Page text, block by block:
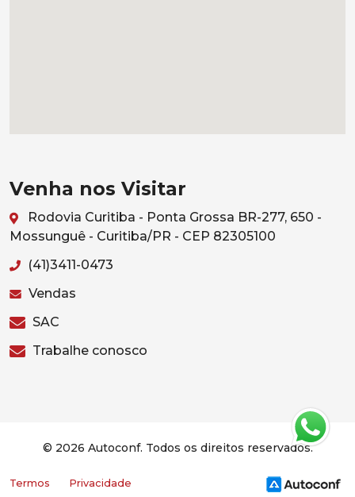
Venha nos Visitar
Rodovia Curitiba - Ponta Grossa BR-277, 650 -
Mossunguê - Curitiba/PR - CEP 82305100
(41)3411-0473
Vendas
SAC
Trabalhe conosco
© 2026 Autoconf. Todos os direitos reservados.
Termos Privacidade